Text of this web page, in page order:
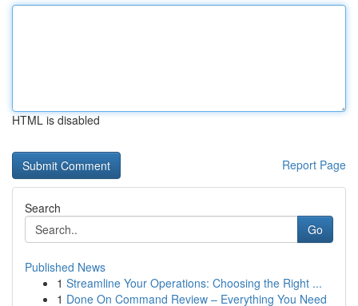
HTML is disabled
Report Page
Search
Go
Published News
1 Streamline Your Operations: Choosing the Right ...
1 Done On Command Review – Everything You Need